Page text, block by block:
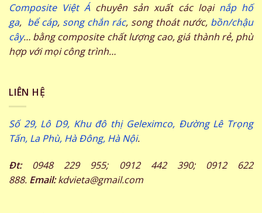
Composite Việt Á chuyên sản xuất các loại nắp hố
ga, bể cáp, song chắn rác, song thoát nước, bồn/chậu
cây… bằng composite chất lượng cao, giá thành rẻ, phù
hợp với mọi công trình…
LIÊN HỆ
Số 29, Lô D9, Khu đô thị Geleximco, Đường Lê Trọng
Tấn, La Phù, Hà Đông, Hà Nội.
Đt:0948 229 955; 0912 442 390; 0912 622
888. Email:kdvieta@gmail.com